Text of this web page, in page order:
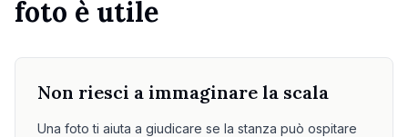
Accedi
foto è utile
Non riesci a immaginare la scala
Una foto ti aiuta a giudicare se la stanza può ospitare